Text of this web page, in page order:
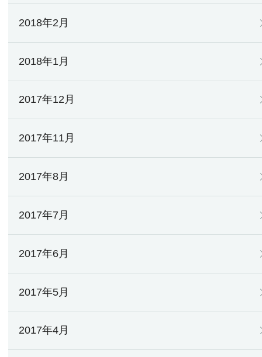
2018年2月
2018年1月
2017年12月
2017年11月
2017年8月
2017年7月
2017年6月
2017年5月
2017年4月